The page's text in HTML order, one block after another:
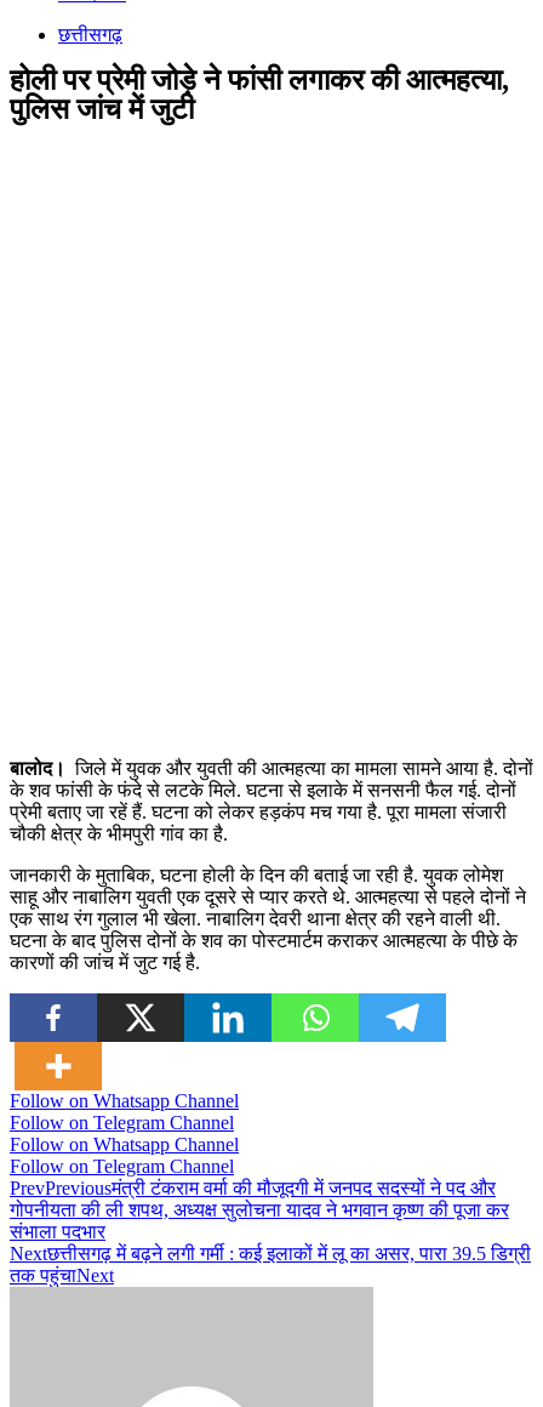
छत्तीसगढ़
होली पर प्रेमी जोड़े ने फांसी लगाकर की आत्महत्या,
पुलिस जांच में जुटी
बालोद। जिले में युवक और युवती की आत्महत्या का मामला सामने आया है. दोनों
के शव फांसी के फंदे से लटके मिले. घटना से इलाके में सनसनी फैल गई. दोनों
प्रेमी बताए जा रहें हैं. घटना को लेकर हड़कंप मच गया है. पूरा मामला संजारी
चौकी क्षेत्र के भीमपुरी गांव का है.
जानकारी के मुताबिक, घटना होली के दिन की बताई जा रही है. युवक लोमेश
साहू और नाबालिग युवती एक दूसरे से प्यार करते थे. आत्महत्या से पहले दोनों ने
एक साथ रंग गुलाल भी खेला. नाबालिग देवरी थाना क्षेत्र की रहने वाली थी.
घटना के बाद पुलिस दोनों के शव का पोस्टमार्टम कराकर आत्महत्या के पीछे के
कारणों की जांच में जुट गई है.
Follow on Whatsapp Channel
Follow on Telegram Channel
Follow on Whatsapp Channel
Follow on Telegram Channel
PrevPreviousमंत्री टंकराम वर्मा की मौजूदगी में जनपद सदस्यों ने पद और
गोपनीयता की ली शपथ, अध्यक्ष सुलोचना यादव ने भगवान कृष्ण की पूजा कर
संभाला पदभार
Nextछत्तीसगढ़ में बढ़ने लगी गर्मी : कई इलाकों में लू का असर, पारा 39.5 डिग्री
तक पहुंचाNext